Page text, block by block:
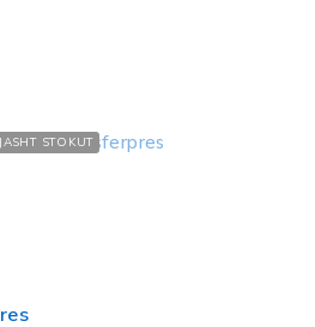
JASHT STOKUT